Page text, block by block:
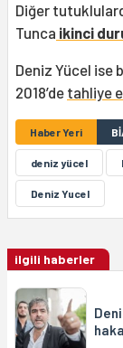
Diğer
Tunca ikinci
Deniz Yücel ise
2018’de tahliye
Haber Yeri
deniz yücel
Deniz Yucel
ilgili haberler